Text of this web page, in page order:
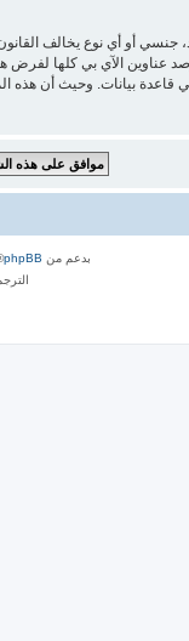
جنسي أو أي نوع يخالف
الآي بي كلها لفرض
بدعم من phpBB
Limited